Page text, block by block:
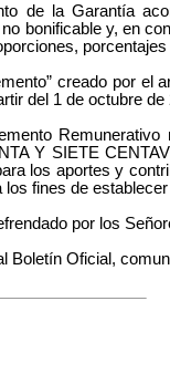
de la Garantía
bonificable y, en
creado por el
del 1 de octubre
Y SIETE
los aportes y
fines de
por los
Boletín Oficial,